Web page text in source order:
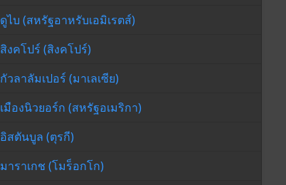
ดูไบ (สหรัฐอาหรับเอมิเรตส์)
สิงคโปร์ (สิงคโปร์)
กัวลาลัมเปอร์ (มาเลเซีย)
เมืองนิวยอร์ก (สหรัฐอเมริกา)
อิสตันบูล (ตุรกี)
มาราเกช (โมร็อกโก)